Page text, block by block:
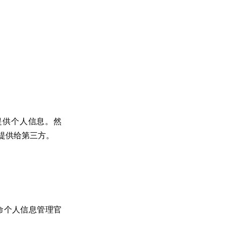
个人信息。然
给第三方。
个人信息管理官